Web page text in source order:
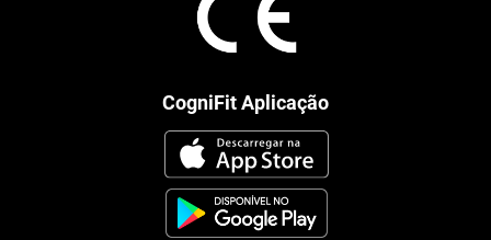
CogniFit Aplicação